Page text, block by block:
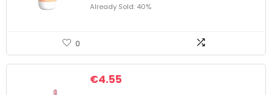
Already Sold: 40%
0
€4.55